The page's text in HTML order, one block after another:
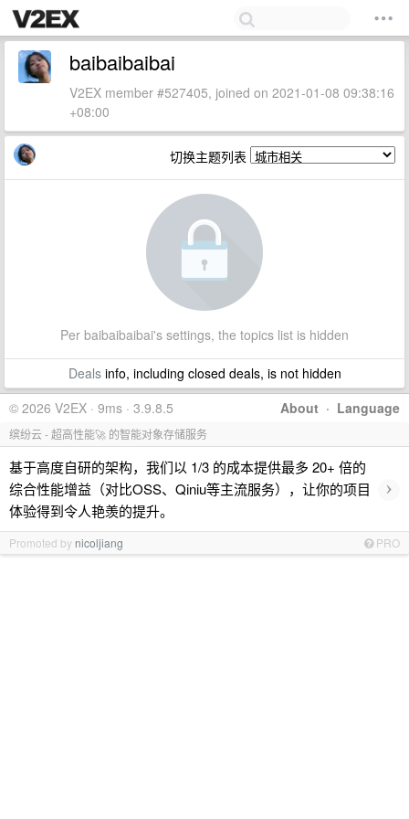
baibaibaibai
V2EX member #527405, joined on 2021-01-08 09:38:16
+08:00
切换主题列表
Per baibaibaibai's settings, the topics list is hidden
Dealsinfo, including closed deals, is not hidden
About · Language
© 2026 V2EX · 9ms · 3.9.8.5
缤纷云 - 超高性能🚀 的智能对象存储服务
基于高度自研的架构，我们以 1/3 的成本提供最多 20+ 倍的
综合性能增益（对比OSS、Qiniu等主流服务），让你的项目
体验得到令人艳羡的提升。
›
Promoted by nicoljiang PRO